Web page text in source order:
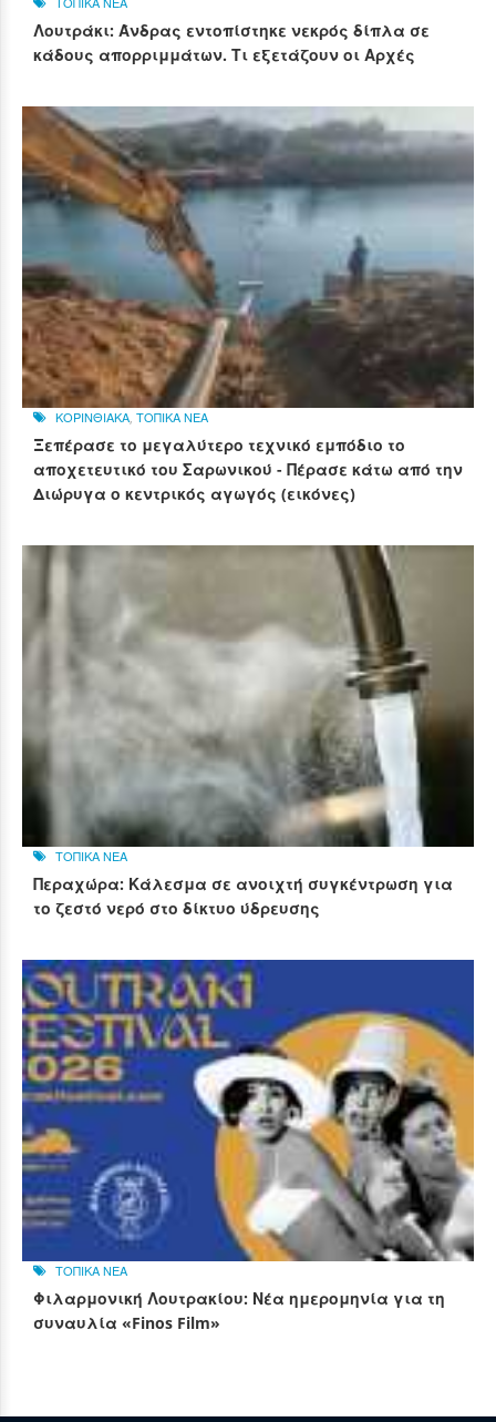
Λουτράκι: Άνδρας εντοπίστηκε νεκρός δίπλα σε
κάδους απορριμμάτων. Τι εξετάζουν οι Αρχές
ΚΟΡΙΝΘΙΑΚΑ ΤΟΠΙΚΑ ΝΕΑ
Ξεπέρασε το μεγαλύτερο τεχνικό εμπόδιο το
αποχετευτικό του Σαρωνικού - Πέρασε κάτω από την
Διώρυγα ο κεντρικός αγωγός (εικόνες)
ΤΟΠΙΚΑ ΝΕΑ
Περαχώρα: Κάλεσμα σε ανοιχτή συγκέντρωση για
το ζεστό νερό στο δίκτυο ύδρευσης
ΤΟΠΙΚΑ ΝΕΑ
Φιλαρμονική Λουτρακίου: Νέα ημερομηνία για τη
συναυλία «Finos Film»